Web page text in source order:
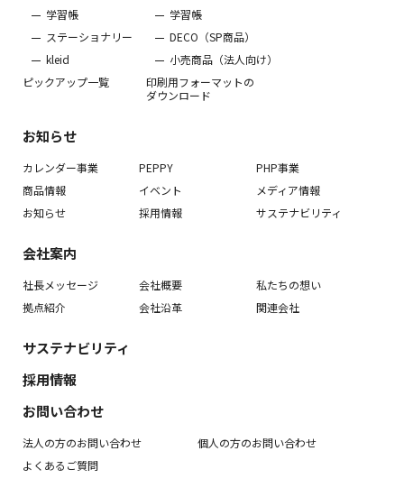
学習帳
ステーショナリー
kleid
ピックアップ一覧
学習帳
DECO（SP商品）
小売商品（法人向け）
印刷用フォーマットの
ダウンロード
お知らせ
カレンダー事業 PEPPY
PHP事業
商品情報
イベント
メディア情報
お知らせ
採用情報 サステナビリティ
会社案内
社長メッセージ 会社概要
私たちの想い
拠点紹介
会社沿革 関連会社
サステナビリティ
採用情報
お問い合わせ
法人の方のお問い合わせ
個人の方のお問い合わせ
よくあるご質問